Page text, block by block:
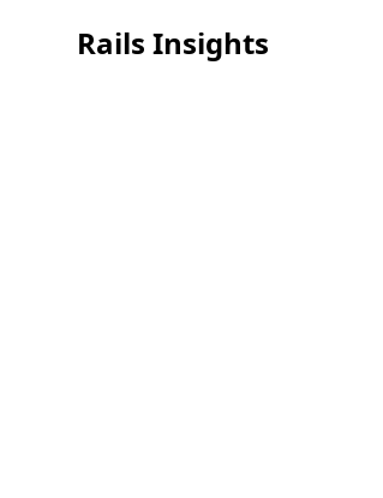
Rails Insights